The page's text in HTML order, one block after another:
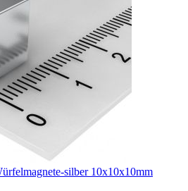
silber 10x10x10mm